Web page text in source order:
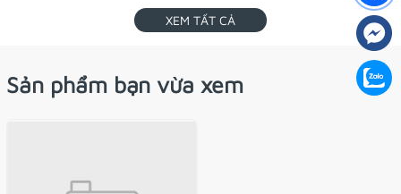
XEM TẤT CẢ
Sản phẩm bạn vừa xem